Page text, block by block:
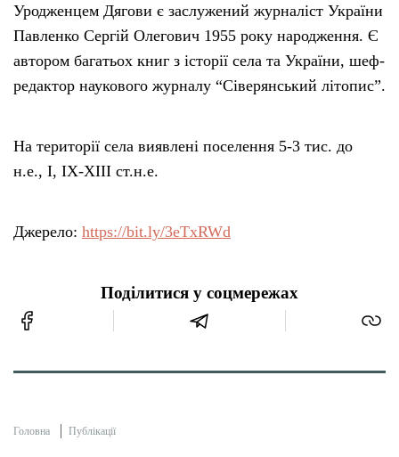
Уродженцем Дягови є заслужений журналіст України
Павленко Сергій Олегович 1955 року народження. Є
автором багатьох книг з історії села та України, шеф-
редактор наукового журналу “Сіверянський літопис”.
На території села виявлені поселення 5-3 тис. до
н.е., І, ІХ-ХІІІ ст.н.е.
Джерело: https://bit.ly/3eTxRWd
Поділитися у соцмережах
Головна Публікації